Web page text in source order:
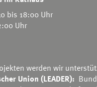
bis 18:00 Uhr
Uhr
werden wir
Union (LEADER):